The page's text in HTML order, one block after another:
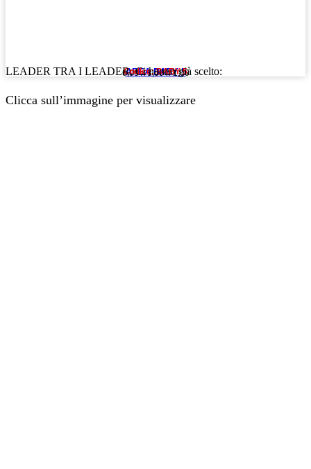
AREA BABY 5
6,00 x 3,00 h 1,00
Codice: BABY 5
LEADER TRA I LEADER. Ci hanno già scelto:
Clicca sull’immagine per visualizzare